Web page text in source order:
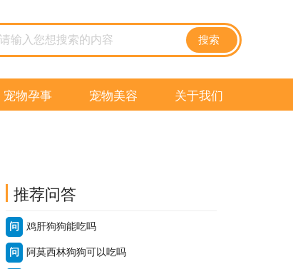
搜索
宠物孕事 宠物美容 关于我们
推荐问答
问 鸡肝狗狗能吃吗
问 阿莫西林狗狗可以吃吗